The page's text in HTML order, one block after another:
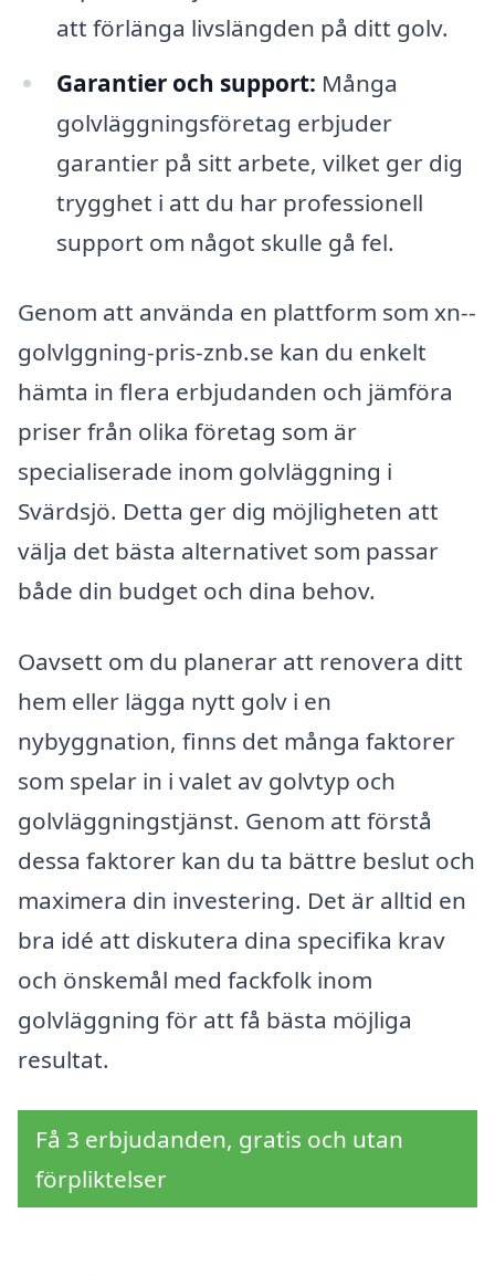
att förlänga livslängden på ditt golv.
Garantier och support: Många
golvläggningsföretag erbjuder
garantier på sitt arbete, vilket ger dig
trygghet i att du har professionell
support om något skulle gå fel.
Genom att använda en plattform som xn--
golvlggning-pris-znb.se kan du enkelt
hämta in flera erbjudanden och jämföra
priser från olika företag som är
specialiserade inom golvläggning i
Svärdsjö. Detta ger dig möjligheten att
välja det bästa alternativet som passar
både din budget och dina behov.
Oavsett om du planerar att renovera ditt
hem eller lägga nytt golv i en
nybyggnation, finns det många faktorer
som spelar in i valet av golvtyp och
golvläggningstjänst. Genom att förstå
dessa faktorer kan du ta bättre beslut och
maximera din investering. Det är alltid en
bra idé att diskutera dina specifika krav
och önskemål med fackfolk inom
golvläggning för att få bästa möjliga
resultat.
Få 3 erbjudanden, gratis och utan
förpliktelser